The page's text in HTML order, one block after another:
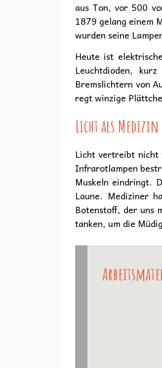
aus Ton, vor 500
1879 gelang einem
wurden seine
Heute ist
Leuchtdioden,
Bremslichtern von
regt winzige
Licht als Medizin
Licht vertreibt nicht
Infrarotlampen
Muskeln eindringt.
Laune. Mediziner
Botenstoff, der uns
tanken, um die